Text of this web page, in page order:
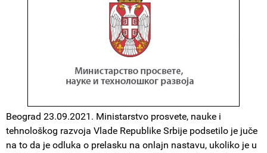
Beograd 23.09.2021. Ministarstvo prosvete, nauke i
tehnološkog razvoja Vlade Republike Srbije podsetilo je juče
na to da je odluka o prelasku na onlajn nastavu, ukoliko je u